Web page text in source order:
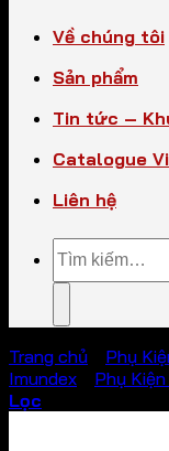
Về chúng tôi
Sản phẩm
Tin tức –
Catalogue
Liên hệ
Tìm
kiếm:
Trang chủ Phụ
Imundex
Phụ
Lọc